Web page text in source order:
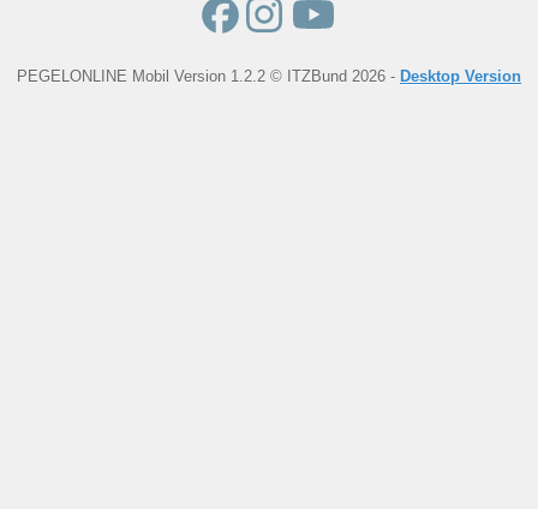
PEGELONLINE Mobil Version 1.2.2 © ITZBund 2026 - Desktop Version